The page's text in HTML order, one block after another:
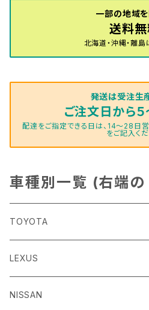
一部の地域
送料
北海道・沖縄・離
発送は受注生
ご注文日から５
配達をご指定できる日は、14～28日
をご記入く
車種別一覧 (右端の
TOYOTA
86
H24/4～R3/8 ZN6
GR86
LEXUS
ＣＴ
NISSAN